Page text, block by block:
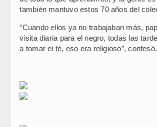
también mantuvo estos 70 años del
“Cuando ellos ya no trabajaban más,
visita diaria para el negro, todas las
a tomar el té, eso era religioso”, confesó.